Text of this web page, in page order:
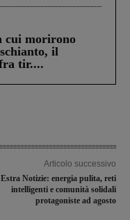
cui morirono
il
tir....
Articolo successivo
Estra Notizie: energia pulita, reti
intelligenti e comunità solidali
protagoniste ad agosto